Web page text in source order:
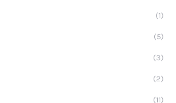
(1)
(5)
(3)
(2)
(11)